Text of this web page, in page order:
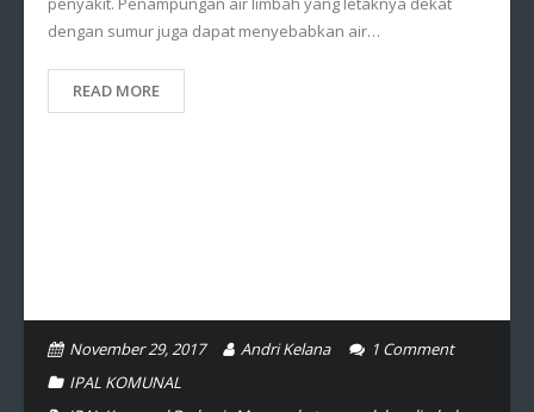
dengan sumur juga dapat menyebabkan air…
READ MORE
November 29, 2017 Andri Kelana 1 Comment
IPAL KOMUNAL